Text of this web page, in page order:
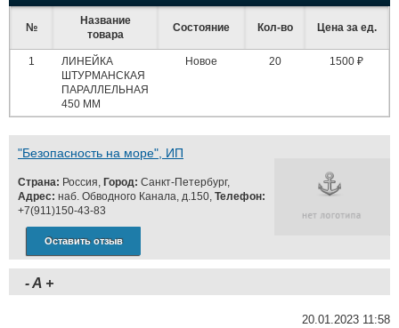
№
Название
товара
Состояние Кол-во Цена за ед.
1
ЛИНЕЙКА
ШТУРМАНСКАЯ
ПАРАЛЛЕЛЬНАЯ
450 ММ
Новое 20 1500 ₽
"Безопасность на море", ИП
Страна: Россия, Город: Санкт-Петербург,
Адрес: наб. Обводного Канала, д.150, Телефон:
+7(911)150-43-83
Оставить отзыв
-A +
20.01.2023 11:58